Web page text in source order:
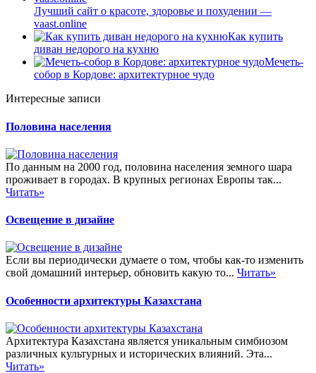
Лучший сайт о красоте, здоровье и похудении —
vaast.online
Как купить
диван недорого на кухню
Мечеть-
собор в Кордове: архитектурное чудо
Интересные записи
Половина населения
По данным на 2000 год, половина населения земного шара
проживает в городах. В крупных регионах Европы так...
Читать»
Освещение в дизайне
Если вы периодически думаете о том, чтобы как-то изменить
свой домашний интерьер, обновить какую то... Читать»
Особенности архитектуры Казахстана
Архитектура Казахстана является уникальным симбиозом
различных культурных и исторических влияний. Эта...
Читать»